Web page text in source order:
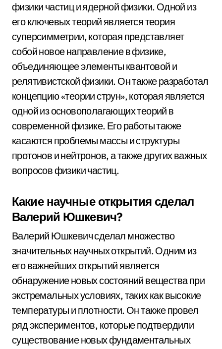
физики частиц и ядерной физики. Одной из
его ключевых теорий является теория
суперсимметрии, которая представляет
собой новое направление в физике,
объединяющее элементы квантовой и
релятивистской физики. Он также разработал
концепцию «теории струн», которая является
одной из основополагающих теорий в
современной физике. Его работы также
касаются проблемы массы и структуры
протонов и нейтронов, а также других важных
вопросов физики частиц.
Какие научные открытия сделал
Валерий Юшкевич?
Валерий Юшкевич сделал множество
значительных научных открытий. Одним из
его важнейших открытий является
обнаружение новых состояний вещества при
экстремальных условиях, таких как высокие
температуры и плотности. Он также провел
ряд экспериментов, которые подтвердили
существование новых фундаментальных